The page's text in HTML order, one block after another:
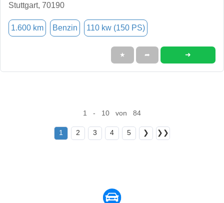
Stuttgart, 70190
1.600 km Benzin 110 kw (150 PS)
★ ➦ ➜
1 - 10 von 84
1 2 3 4 5 ❯ ❯❯